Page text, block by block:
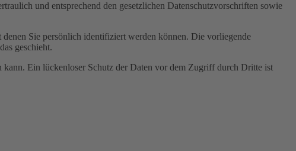
und entsprechend den gesetzlichen Datenschutzvorschriften sowie
denen Sie persönlich identifiziert werden können. Die vorliegende
geschieht.
Ein lückenloser Schutz der Daten vor dem Zugriff durch Dritte ist